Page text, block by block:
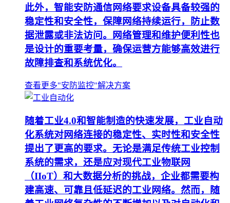
此外，智能安防通信网络要求设备具备较强的
稳定性和安全性，保障网络持续运行，防止数
据泄露或非法访问。网络管理和维护便利性也
是设计的重要考量，确保运营方能够高效进行
故障排查和系统优化。
查看更多"安防监控"解决方案
随着工业4.0和智能制造的快速发展，工业自动
化系统对网络连接的稳定性、实时性和安全性
提出了更高的要求。无论是满足传统工业控制
系统的需求，还是应对现代工业物联网
（IIoT）和大数据分析的挑战，企业都需要构
建高速、可靠且低延迟的工业网络。然而，随